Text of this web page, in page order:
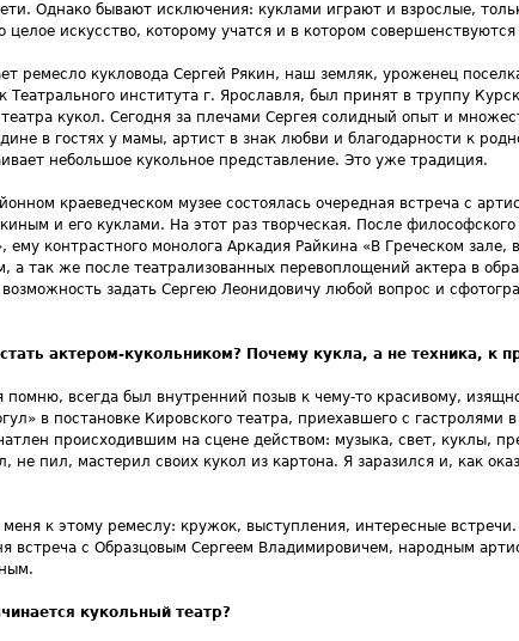
Однако бывают исключения: куклами играют и взрослые,
целое искусство, которому учатся и в котором
ремесло кукловода Сергей Рякин, наш земляк, уроженец
Театрального института г. Ярославля, был принят в труппу
театра кукол. Сегодня за плечами Сергея солидный опыт и
в гостях у мамы, артист в знак любви и благодарности к
небольшое кукольное представление. Это уже традиция.
краеведческом музее состоялась очередная встреча с
и его куклами. На этот раз творческая. После
ему контрастного монолога Аркадия Райкина «В Греческом зале,
а так же после театрализованных перевоплощений актера в
задать Сергею Леонидовичу любой вопрос и
актером-кукольником? Почему кукла, а не техника, к
помню, всегда был внутренний позыв к чему-то красивому,
в постановке Кировского театра, приехавшего с гастролями
происходившим на сцене действом: музыка, свет, куклы,
пил, мастерил своих кукол из картона. Я заразился и, как
к этому ремеслу: кружок, выступления, интересные
встреча с Образцовым Сергеем Владимировичем, народным
кукольный театр?